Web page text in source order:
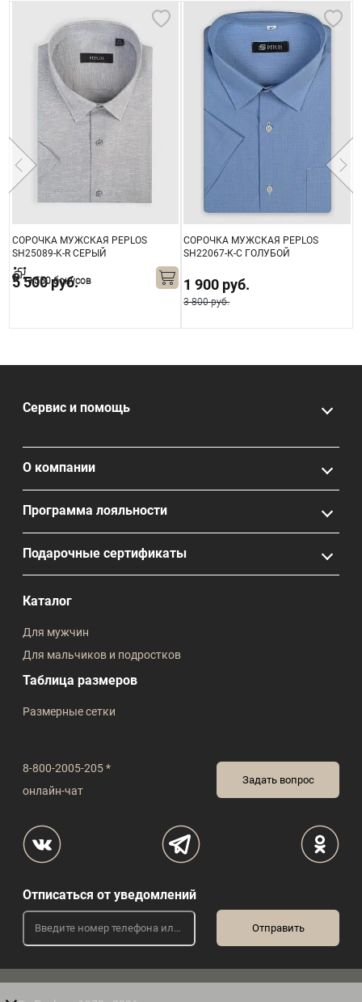
СОРОЧКА МУЖСКАЯ PEPLOS
SH25089-K-R СЕРЫЙ
5 500 руб.
+550 бонусов
СОРОЧКА МУЖСКАЯ PEPLOS
SH22067-К-С ГОЛУБОЙ
1 900 руб.
3 800 руб.
8-800-2005-205 *
онлайн-чат
Задать вопрос
Сервис и помощь
О компании
Программа лояльности
Подарочные сертификаты
Каталог
Для мужчин
Для мальчиков и подростков
Таблица размеров
Размерные сетки
Отписаться от уведомлений